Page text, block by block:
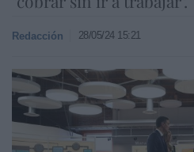
Redacción 28/05/24 15:21